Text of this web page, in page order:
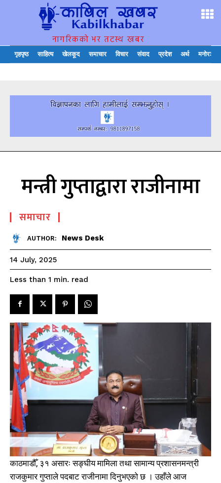
नागरिकको भर तटस्थ खबर
गृहपृष्ठ साहित्य खेलकूद समाचार विचार संवाद प्रदेश अर्थ मनोरञ्जन
मन्त्री गुप्ताद्वारा राजीनामा
समाचार
AUTHOR: News Desk
14 July, 2025
Less than 1 min. read
काठमाडौँ, ३१ असारः सङ्घीय मामिला तथा सामान्य प्रशासनमन्त्री
राजकुमार गुप्ताले पदबाट राजीनामा दिनुभएको छ । उहाँले आज